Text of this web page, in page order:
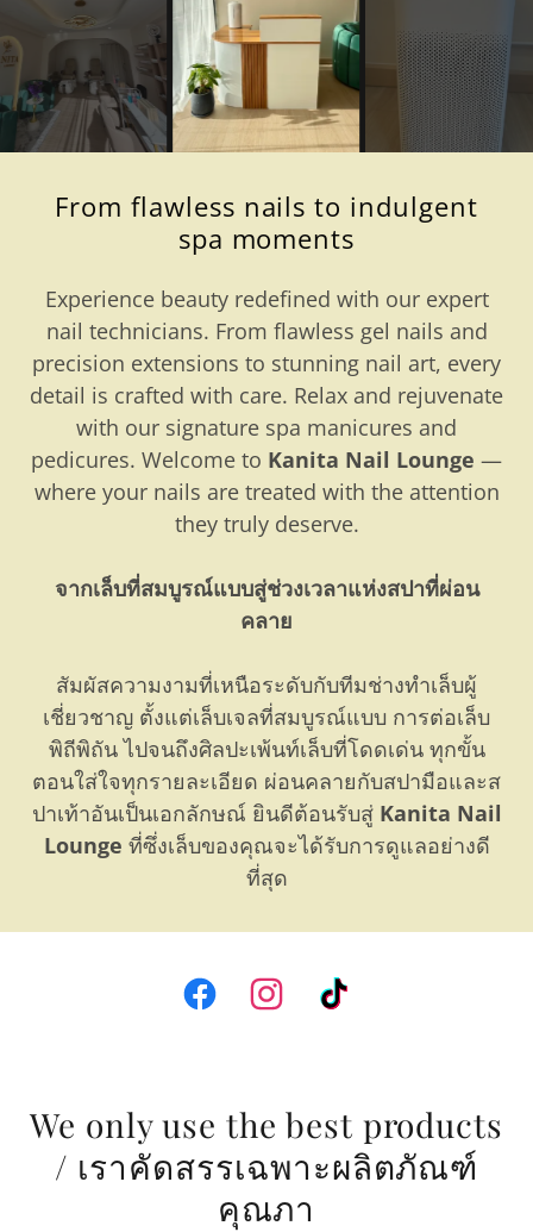
From flawless nails to indulgent
spa moments
Experience beauty redefined with our expert
nail technicians. From flawless gel nails and
precision extensions to stunning nail art, every
detail is crafted with care. Relax and rejuvenate
with our signature spa manicures and
pedicures. Welcome to Kanita Nail Lounge —
where your nails are treated with the attention
they truly deserve.
จากเล็บที่สมบูรณ์แบบสู่ช่วงเวลาแห่งสปาที่ผ่อน
คลาย
สัมผัสความงามที่เหนือระดับกับทีมช่างทำเล็บผู้
เชี่ยวชาญ ตั้งแต่เล็บเจลที่สมบูรณ์แบบ การต่อเล็บ
พิถีพิถัน ไปจนถึงศิลปะเพ้นท์เล็บที่โดดเด่น ทุกขั้น
ตอนใส่ใจทุกรายละเอียด ผ่อนคลายกับสปามือและส
ปาเท้าอันเป็นเอกลักษณ์ ยินดีต้อนรับสู่ Kanita Nail
Lounge ที่ซึ่งเล็บของคุณจะได้รับการดูแลอย่างดี
ที่สุด
We only use the best products
/ เราคัดสรรเฉพาะผลิตภัณฑ์
คุณภา